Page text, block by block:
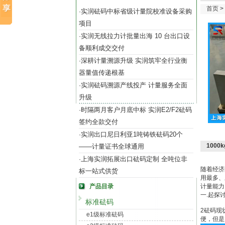
·实润砝码中标省级计量院校准设备采购
项目
·实润无线拉力计批量出海 10 台出口设
备顺利成交交付
·深耕计量溯源升级 实润筑牢全行业衡
器量值传递根基
·实润砝码溯源产线投产 计量服务全面
升级
·时隔两月客户月底中标 实润E2/F2砝码
签约全款交付
·实润出口尼日利亚1吨铸铁砝码20个
——计量证书全球通用
·上海实润拓展出口砝码定制 全吨位非
标一站式供货
产品目录
标准砝码
e1级标准砝码
首页>
随着经
用最多
计量能
一.起探
2砝码现
便，但